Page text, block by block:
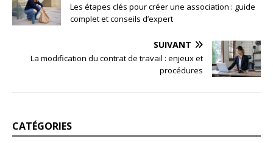
Les étapes clés pour créer une association : guide
complet et conseils d’expert
SUIVANT
La modification du contrat de travail : enjeux et
procédures
CATÉGORIES